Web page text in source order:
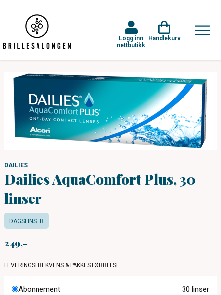
Logg inn
nettbutikk
Handlekurv
DAILIES
Dailies AquaComfort Plus, 30
linser
DAGSLINSER
249
LEVERINGSFREKVENS & PAKKESTØRRELSE
Abonnement 30 linser